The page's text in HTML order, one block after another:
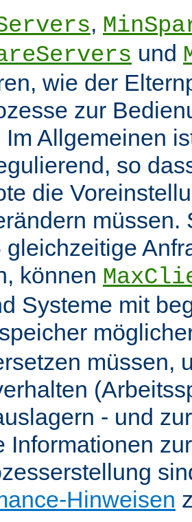
,
und
wie der
zur
Im Allgemeinen
so
die
müssen.
gleichzeitige
können
Systeme mit
müssen,
- und
Informationen
Hinweisen